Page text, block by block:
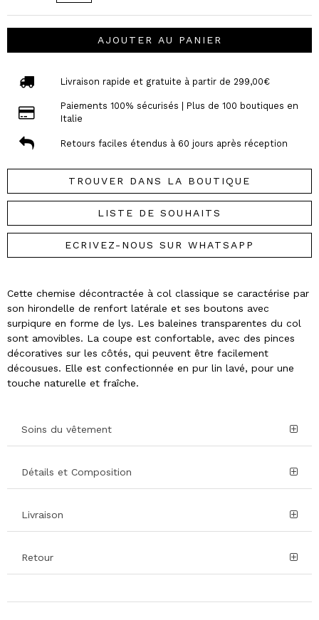
AJOUTER AU PANIER
Livraison rapide et gratuite à partir de 299,00€
Paiements 100% sécurisés | Plus de 100 boutiques en
Italie
Retours faciles étendus à 60 jours après réception
TROUVER DANS LA BOUTIQUE
LISTE DE SOUHAITS
ECRIVEZ-NOUS SUR WHATSAPP
Cette chemise décontractée à col classique se caractérise par
son hirondelle de renfort latérale et ses boutons avec
surpiqure en forme de lys. Les baleines transparentes du col
sont amovibles. La coupe est confortable, avec des pinces
décoratives sur les côtés, qui peuvent être facilement
décousues. Elle est confectionnée en pur lin lavé, pour une
touche naturelle et fraîche.
Soins du vêtement
Détails et Composition
Livraison
Retour